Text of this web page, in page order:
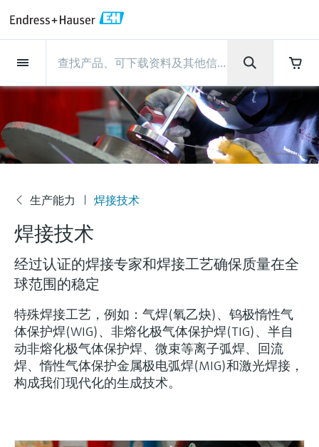
现场仪表
流量
物位测量
液体分析
温度测量
压力测量
系统产品
光学分析
Netilion IIoT
流量
电磁流量计
科里奥利质量流量计
超声波流量计
涡街流量计
热式质量流量计
Differential pressure flow
measurement
选购全部
物位测量
雷达物位测量
Vibronic point level detection
导波雷达物位测量
超声波物位测量
电容物位测量
静压液位测量
Conductive level measurement
Float switch level measurement
液体分析
pH电极和变送器
电导率传感器和变送器
浊度传感器和变送器
氯传感器和变送器
溶解氧传感器和变送器
实验室检测仪表和便携式pH计
全自动水质采样仪
TOC、COD和SAC分析仪
温度测量
温度变送器
工业温度计
保护套管
高温型温度计
卫生型温度计
紧凑型温度计
温度开关
表面温度计
压力测量
绝压和表压测量
差压测量
选购全部
系统产品
数据管理仪&数据记录仪
过程测控仪
电源和安全栅
WirelessHART解决方案
网关和调制解调器
设备配置用平板电脑
能量管理仪和应用管理仪
浪涌保护器
光学分析
TDLAS和QF分析仪
拉曼光谱分析仪
排放监测解决方案
颗粒测量设备
数字分析仪解决方案
过程气体分析仪
空气质量测量装置
烟雾探测器
Netilion IIoT
Netilion Value
Netilion Health
Netilion Analytics
Netilion Library
Netilion Inventory
Netilion Connect
Netilion Device Viewer
Netilion Water
服务产品
Project and commissioning services
技术支持服务
仪表维护
仪表性能优化服务
View all
Project and commissioning
仪表调试服务
技术支持服务
远程技术支持
远程资产监控
Process Instrumentation Courses
仪表维护
验证服务
现场仪表校准服务
预防性维护服务
Repair of measuring instruments
仪表性能优化服务
校准报告分析
优化校准间隔时间
动态现场仪表评价和分析服务
行业应用
食品与饮料
水务和环境：保护 —— 节约 —— 提高
石油与天然气：促进能源转型，实
生命科学：创新技术助推卓越运营
化工：深化合作，助推可持续成功
电力与能源
采矿、矿物加工及冶金：打造可持
续的未来
支持
快速获取服务支持！
技术支持中心 —— Endress+Hauser提供全方
位服务，与您相伴前行
搜索和下载技术手册, 宣传资料, 出版物, 软
学习
学习中心
学习中心 - 探索Endress+Hauser学习平台上
的指导课程与资源，随时随地提升技能。
活动和培训
根据需要，从培训、研讨会、展会、峰会或
在线研讨会等各种活动中灵活选择。
公司
Endress+Hauser集团
生产中心
集团实力
客户案例
新闻与案例
活动和培训
您的Endress+Hauser职业生涯
Endress+Hauser集团
公司概况
Endress+Hauser在中国
恩德斯豪斯科技中国
财务业绩
集团管理层
发展历程
文化与价值观
可持续发展
生产中心
物位和压力测量
Endress+Hauser流量
Endress+Hauser 液体分析
温度+系统产品
Endress+Hauser 数字解决方案
Endress+Hauser 光学分析
Endress+Hauser SICK
Endress+Hauser Technology China
集团实力
过程安全性
网络安全性
过程自动化项目流程
My Endress+Hauser
建立电子采购流程，从容应对未来
需求
新闻与案例
新闻与案例总览
所有文章
新闻稿
事实速览
媒体活动
活动和培训
培训
研讨会
展览会
在线研讨会和回放
峰会
线下活动
查找市场活动及培训
您的Endress+Hauser职业生
Explore open positions
更多工作机会
德国耶拿分析仪器公司的工作机会
会
Job opportunities at
Endress+Hauser SICK
司
生产能力 焊接技术
焊接技术
经过认证的焊接专家和焊接工艺确保质量在全
球范围的稳定
特殊焊接工艺，例如：气焊(氧乙炔)、钨极惰性气
体保护焊(WIG)、非熔化极气体保护焊(TIG)、半自
动非熔化极气体保护焊、微束等离子弧焊、回流
焊、惰性气体保护金属极电弧焊(MIG)和激光焊接，
构成我们现代化的生成技术。